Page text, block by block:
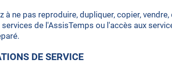
à ne pas reproduire, dupliquer, copier,
de l'AssisTemps ou l'accès aux
DE SERVICE